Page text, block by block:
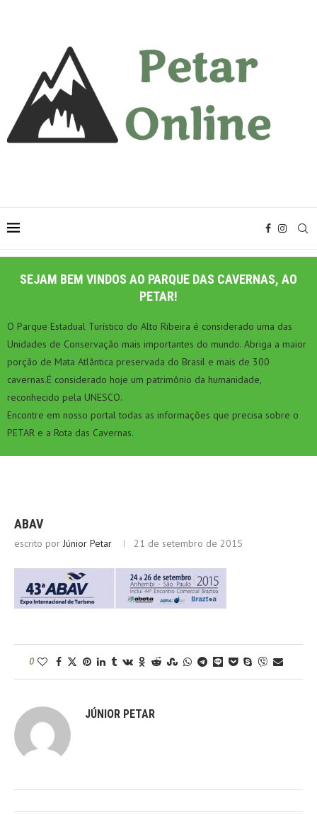
SEJAM BEM VINDOS AO PARQUE DAS CAVERNAS, AO
PETAR!
O Parque Estadual Turístico do Alto Ribeira é considerado uma das
Unidades de Conservação mais importantes do mundo. Abriga a maior
porção de Mata Atlântica preservada do Brasil e mais de 300
cavernas.É considerado hoje um patrimônio da humanidade,
reconhecido pela UNESCO.
Encontre em nosso portal todas as informações que precisa sobre o
PETAR e a Rota das Cavernas.
ABAV
escrito por Júnior Petar 21 de setembro de 2015
0
JÚNIOR PETAR